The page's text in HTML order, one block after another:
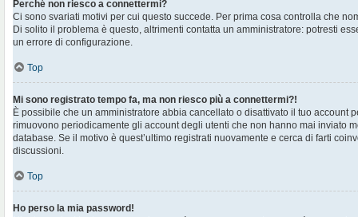
Perché non riesco a connettermi?
Ci sono svariati motivi per cui questo succede. Per prima cosa controlla che
Di solito il problema è questo, altrimenti contatta un amministratore: potresti
un errore di configurazione.
Top
Mi sono registrato tempo fa, ma non riesco più a connettermi?!
È possibile che un amministratore abbia cancellato o disattivato il tuo account
rimuovono periodicamente gli account degli utenti che non hanno mai inviato
database. Se il motivo è quest’ultimo registrati nuovamente e cerca di farti
discussioni.
Top
Ho perso la mia password!